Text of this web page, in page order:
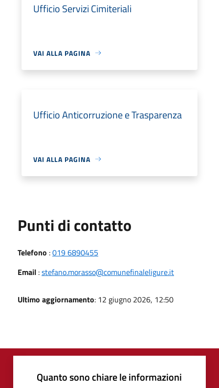
Ufficio Servizi Cimiteriali
VAI ALLA PAGINA
Ufficio Anticorruzione e Trasparenza
VAI ALLA PAGINA
Punti di contatto
Telefono :019 6890455
Email :stefano.morasso@comunefinaleligure.it
Ultimo aggiornamento: 12 giugno 2026, 12:50
Quanto sono chiare le informazioni